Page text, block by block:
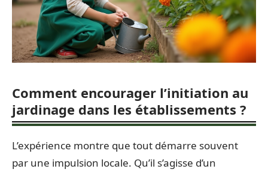
Comment encourager l’initiation au
jardinage dans les établissements ?
L’expérience montre que tout démarre souvent
par une impulsion locale. Qu’il s’agisse d’un